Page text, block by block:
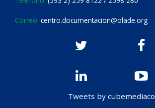
Correo: centro.documentacion@olade.org
Tweets by cubemediaco